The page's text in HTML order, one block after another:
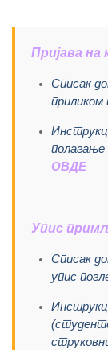
Пријава на
Списак
приликом
полагање
ОВДЕ
Упис
Списак
упис